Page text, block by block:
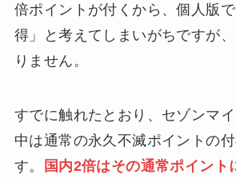
倍ポイントが付くから、個人版
得」と考えてしまいがちですが
りません。
すでに触れたとおり、セゾンマ
中は通常の永久不滅ポイントの
す。
国内2倍はその通常ポイント